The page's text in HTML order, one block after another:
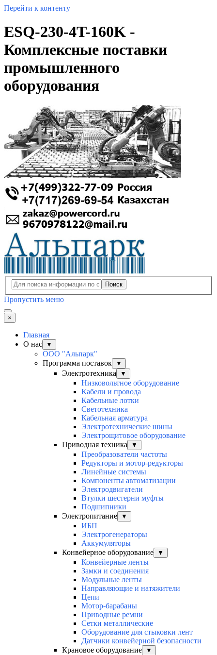
Перейти к контенту
ESQ-230-4T-160K -
Комплексные поставки
промышленного
оборудования
Поиск
Пропустить меню
×
Главная
О нас
▼
ООО "Альпарк"
Программа поставок
▼
Электротехника ▼
Низковольтное оборудование
Кабели и провода
Кабельные лотки
Светотехника
Кабельная арматура
Электротехнические шины
Электрощитовое оборудование
Приводная техника
▼
Преобразователи частоты
Редукторы и мотор-редукторы
Линейные системы
Компоненты автоматизации
Электродвигатели
Втулки шестерни муфты
Подшипники
Электропитание
▼
ИБП
Электрогенераторы
Аккумуляторы
Конвейерное оборудование
▼
Конвейерные ленты
Замки и соединения
Модульные ленты
Направляющие и натяжители
Цепи
Мотор-барабаны
Приводные ремни
Сетки металлические
Оборудование для стыковки лент
Датчики конвейерной безопасности
Крановое оборудование
▼